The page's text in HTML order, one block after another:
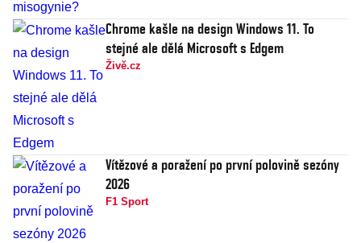
Chrome kašle na design Windows 11. To
stejné ale dělá Microsoft s Edgem
Živě.cz
Vítězové a poražení po první polovině sezóny
2026
F1 Sport